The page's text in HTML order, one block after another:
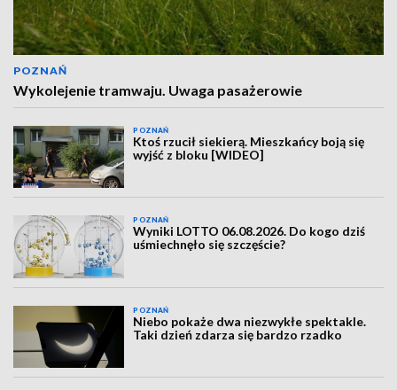
POZNAŃ
Wykolejenie tramwaju. Uwaga pasażerowie
POZNAŃ
Ktoś rzucił siekierą. Mieszkańcy boją się
wyjść z bloku [WIDEO]
POZNAŃ
Wyniki LOTTO 06.08.2026. Do kogo dziś
uśmiechnęło się szczęście?
POZNAŃ
Niebo pokaże dwa niezwykłe spektakle.
Taki dzień zdarza się bardzo rzadko